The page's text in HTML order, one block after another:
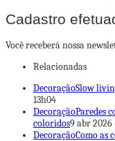
Cadastro
Você receberá nossa
Relacionadas
DecoraçãoSlow
13h04
DecoraçãoParedes
coloridos9 abr 2026
DecoraçãoComo as